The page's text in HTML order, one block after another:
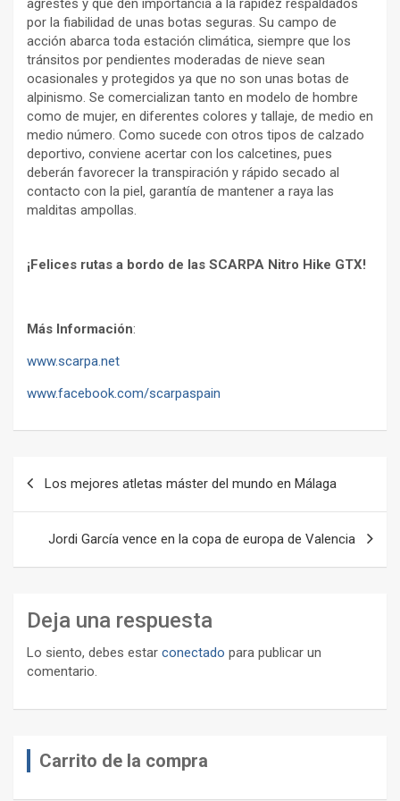
agrestes y que den importancia a la rapidez respaldados
por la fiabilidad de unas botas seguras. Su campo de
acción abarca toda estación climática, siempre que los
tránsitos por pendientes moderadas de nieve sean
ocasionales y protegidos ya que no son unas botas de
alpinismo. Se comercializan tanto en modelo de hombre
como de mujer, en diferentes colores y tallaje, de medio en
medio número. Como sucede con otros tipos de calzado
deportivo, conviene acertar con los calcetines, pues
deberán favorecer la transpiración y rápido secado al
contacto con la piel, garantía de mantener a raya las
malditas ampollas.
¡Felices rutas a bordo de las SCARPA Nitro Hike GTX!
Más Información:
www.scarpa.net
www.facebook.com/scarpaspain
Los mejores atletas máster del mundo en Málaga
Jordi García vence en la copa de europa de Valencia
Deja una respuesta
Lo siento, debes estar conectado para publicar un
comentario.
Carrito de la compra